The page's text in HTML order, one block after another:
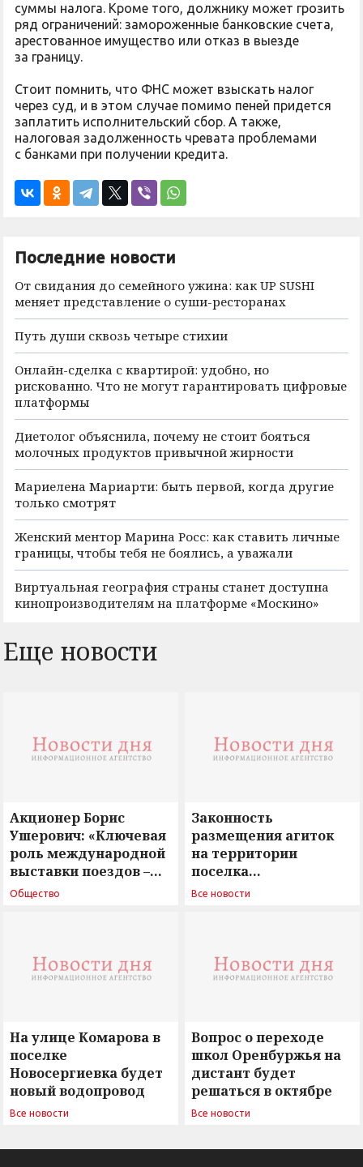
суммы налога. Кроме того, должнику может грозить
ряд ограничений: замороженные банковские счета,
арестованное имущество или отказ в выезде
за границу.
Стоит помнить, что ФНС может взыскать налог
через суд, и в этом случае помимо пеней придется
заплатить исполнительский сбор. А также,
налоговая задолженность чревата проблемами
с банками при получении кредита.
Последние новости
От свидания до семейного ужина: как UP SUSHI
меняет представление о суши-ресторанах
Путь души сквозь четыре стихии
Онлайн-сделка с квартирой: удобно, но
рискованно. Что не могут гарантировать цифровые
платформы
Диетолог объяснила, почему не стоит бояться
молочных продуктов привычной жирности
Мариелена Мариарти: быть первой, когда другие
только смотрят
Женский ментор Марина Росс: как ставить личные
границы, чтобы тебя не боялись, а уважали
Виртуальная география страны станет доступна
кинопроизводителям на платформе «Москино»
Еще новости
Акционер Борис
Ушерович: «Ключевая
роль международной
выставки поездов –
поиск ответов на
Общество
Законность
размещения агиток
на территории
поселка
Новосергиевка
Все новости
На улице Комарова в
поселке
Новосергиевка будет
новый водопровод
Все новости
Вопрос о переходе
школ Оренбуржья на
дистант будет
решаться в октябре
Все новости